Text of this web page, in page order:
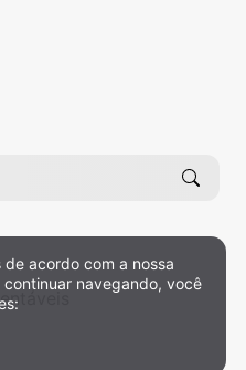
acordo com a nossa
continuar navegando, você